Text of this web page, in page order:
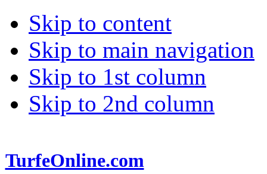
Skip to content
Skip to main navigation
Skip to 1st column
Skip to 2nd column
TurfeOnline.com